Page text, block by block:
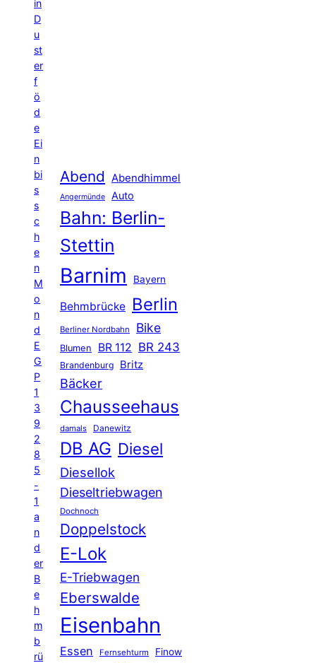
in
D
u
st
er
f
ö
d
e
Ei
n
bi
s
s
c
h
e
n
M
o
n
d
E
G
P
1
3
9
2
8
5
-
1
a
n
d
er
B
e
h
m
b
rü
Abend Abendhimmel
Angermünde Auto
Bahn: Berlin-
Stettin
Barnim Bayern
Behmbrücke Berlin
Berliner Nordbahn Bike
Blumen BR 112 BR 243
Brandenburg Britz
Bäcker
Chausseehaus
damals Danewitz
DB AG Diesel
Diesellok
Dieseltriebwagen
Dochnoch
Doppelstock
E-Lok
E-Triebwagen
Eberswalde
Eisenbahn
Essen Fernsehturm Finow